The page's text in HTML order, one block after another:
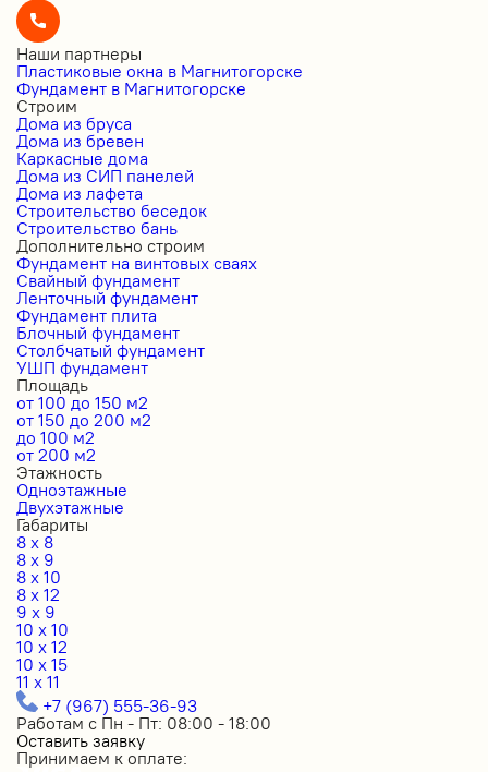
Наши партнеры
Пластиковые окна в Магнитогорске
Фундамент в Магнитогорске
Строим
Дома из бруса
Дома из бревен
Каркасные дома
Дома из СИП панелей
Дома из лафета
Строительство беседок
Строительство бань
Дополнительно строим
Фундамент на винтовых сваях
Свайный фундамент
Ленточный фундамент
Фундамент плита
Блочный фундамент
Столбчатый фундамент
УШП фундамент
Площадь
от 100 до 150 м2
от 150 до 200 м2
до 100 м2
от 200 м2
Этажность
Одноэтажные
Двухэтажные
Габариты
8 x 8
8 x 9
8 x 10
8 x 12
9 x 9
10 x 10
10 x 12
10 x 15
11 x 11
+7 (967) 555-36-93
Работам с Пн - Пт: 08:00 - 18:00
Оставить заявку
Принимаем к оплате: